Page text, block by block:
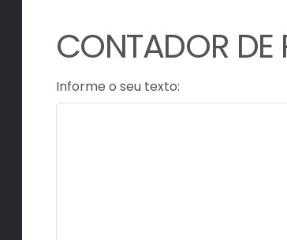
CONTADOR DE
Informe o seu texto: